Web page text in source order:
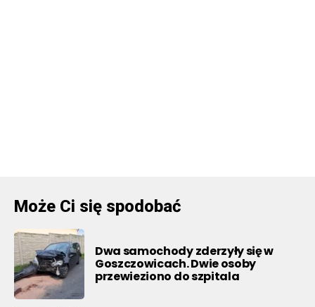
Może Ci się spodobać
Dwa samochody zderzyły się w
Goszczowicach. Dwie osoby
przewieziono do szpitala